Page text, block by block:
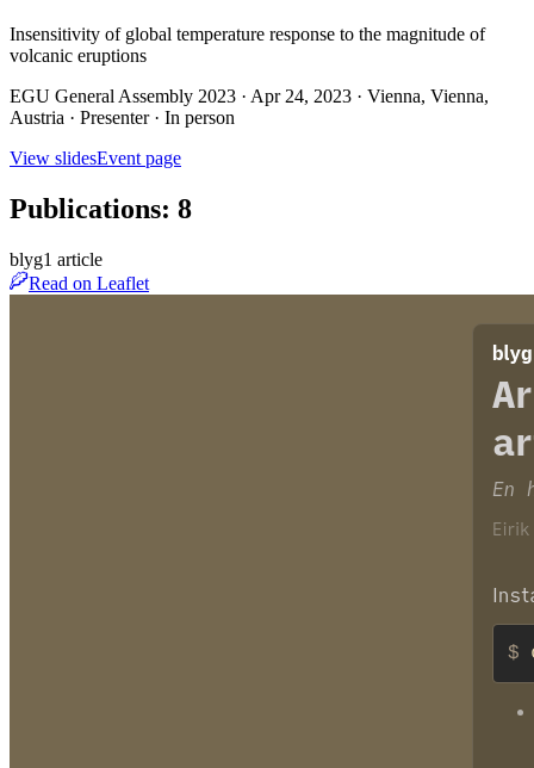
Insensitivity of global temperature response to the magnitude of
volcanic eruptions
EGU General Assembly 2023 · Apr 24, 2023 · Vienna, Vienna,
Austria · Presenter · In person
View slidesEvent page
Publications: 8
blyg1 article
Read on Leaflet